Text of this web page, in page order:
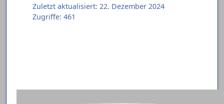
Zuletzt aktualisiert: 22. Dezember 2024
Zugriffe: 461